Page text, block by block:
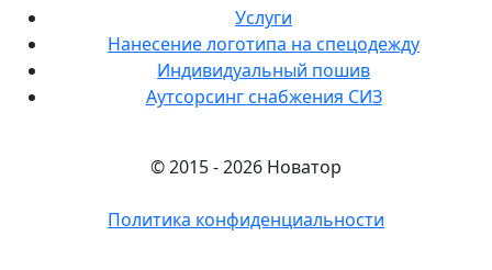
Услуги
Нанесение логотипа на спецодежду
Индивидуальный пошив
Аутсорсинг снабжения СИЗ
© 2015 - 2026 Новатор
Политика конфиденциальности